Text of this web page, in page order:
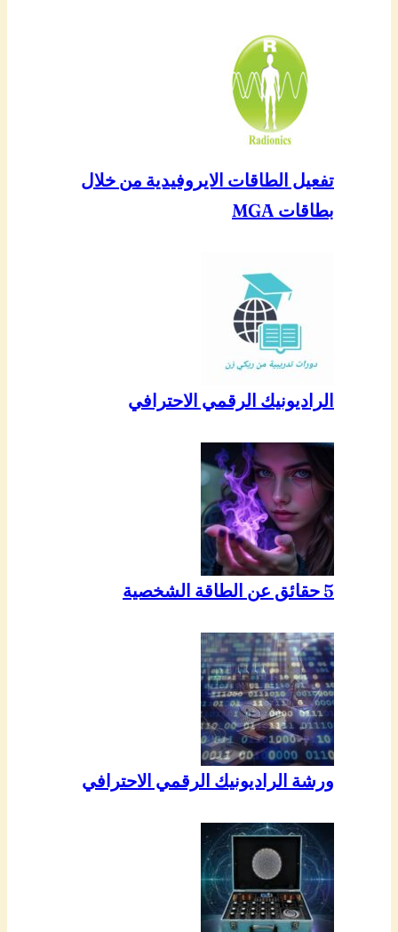
تفعيل الطاقات الايروفيدية من خلال
بطاقات MGA
الراديونيك الرقمي الاحترافي
5 حقائق عن الطاقة الشخصية
ورشة الراديونيك الرقمي الاحترافي